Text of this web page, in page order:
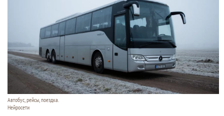
Автобус, рейсы, поездка.
Нейросети